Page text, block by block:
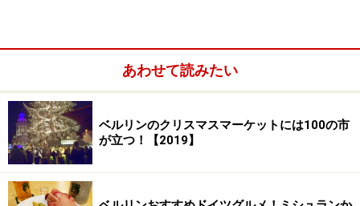
濃厚なニューヨークチーズケーキにガナッシュケーキ、パイ
などボリュームたっぷりなケーキがずらり
アメリカからやってきたシンシアさんが、自身のお店を
ベルリンにオープンしたのは1994年のこと。1号店はク
あわせて読みたい
ベルリンのクリスマスマーケットには100の市
が立つ！【2019】